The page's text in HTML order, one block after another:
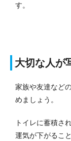
す。
大切な人が
家族や友達など
めましょう。
トイレに蓄積さ
運気が下がるこ